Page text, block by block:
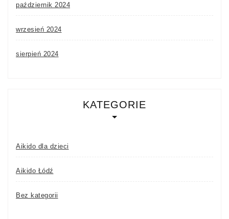
październik 2024
wrzesień 2024
sierpień 2024
KATEGORIE
Aikido dla dzieci
Aikido Łódź
Bez kategorii